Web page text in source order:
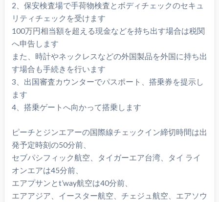
2、保安検査場で手荷物検査とボディチェックのセキュ
リティチェックを受けます
100万円相当額を超える現金などを持ち出す場合は税関
へ申告します
また、時計やネックレスなどの外国製品を外国に持ち出
す場合も手続きを行います
3、出国審査カウンターでパスポート、搭乗券を提示し
ます
4、搭乗ゲートへ向かって搭乗します
ピーチとジンエアーの国際線チェックイン締切時間は出
発予定時刻の50分前、
セブパシフィック航空、タイガーエア台湾、タイ ライ
オンエアは45分前、
エアプサンとt’way航空は40分前、
エアアジア、イースター航空、チェジュ航空、エアソウ